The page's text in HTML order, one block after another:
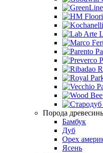
Порода
Бамбук
Дуб
Орех
Ясень